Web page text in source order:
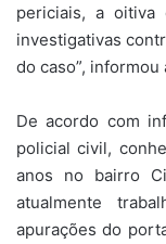
periciais, a oitiva
investigativas
do caso”, informou
De acordo com
policial civil,
anos no bairro
atualmente
apurações do